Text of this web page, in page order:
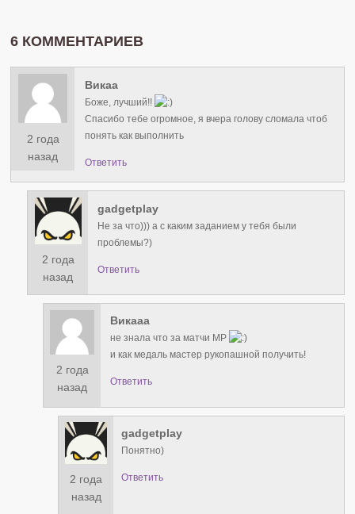
6 КОММЕНТАРИЕВ
2 года
назад
Викаа
Боже, лучший!!
Спасибо тебе огромное, я вчера голову сломала чтоб
понять как выполнить
Ответить
2 года
назад
gadgetplay
Не за что))) а с каким заданием у тебя были
проблемы?)
Ответить
2 года
назад
Викааа
не знала что за матчи МP
и как медаль мастер рукопашной получить!
Ответить
2 года
назад
gadgetplay
Понятно)
Ответить